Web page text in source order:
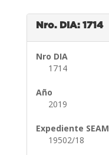
Nro. DIA: 1714
Nro DIA
1714
Año
2019
Expediente SEAM
19502/18